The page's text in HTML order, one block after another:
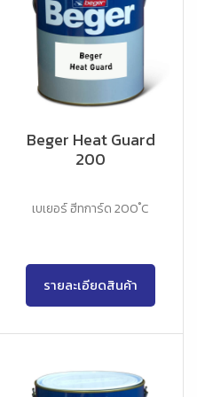
Beger Heat Guard
200
เบเยอร์ ฮีทการ์ด 200 ํC
รายละเอียดสินค้า